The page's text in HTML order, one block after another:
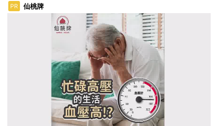
PR 仙桃牌